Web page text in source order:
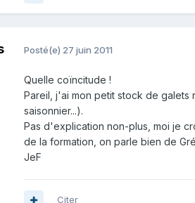
Posté(e) 27 juin 2011
Quelle coïncitude !
Pareil, j'ai mon petit stock de
saisonnier...).
Pas d'explication non-plus, moi je
de la formation, on parle bien de
JeF
Citer